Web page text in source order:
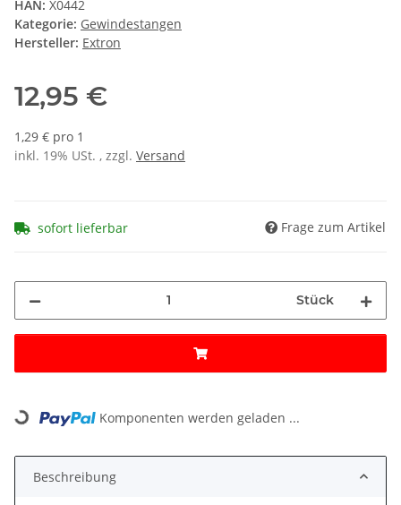
HAN: X0442
Kategorie: Gewindestangen
Hersteller: Extron
12,95 €
1,29 € pro 1
inkl. 19% USt. , zzgl. Versand
sofort lieferbar Frage zum Artikel
Stück
Loading... Komponenten werden geladen ...
Beschreibung